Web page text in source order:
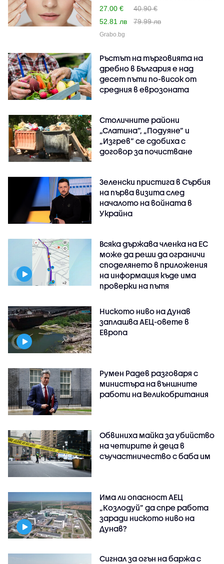
27.00 €
40.90 €
52.81 лв
79.99 лв
Grabo.bg
Ръстът на търговията на
дребно в България е над
десет пъти по-висок от
средния в еврозоната
Столичните райони
„Слатина“, „Подуяне“ и
„Изгрев“ се сдобиха с
договор за почистване
Зеленски пристига в Сърбия
на първа визита след
началото на войната в
Украйна
Всяка държава членка на ЕС
може да реши да ограничи
споделянето в приложения
на информация къде има
проверки на пътя
Ниското ниво на Дунав
заплашва АЕЦ-овете в
Европа
Румен Радев разговаря с
министъра на външните
работи на Великобритания
Обвиниха майка за убийство
на четирите ѝ деца в
съучастничество с баба им
Има ли опасност АЕЦ
„Козлодуй” да спре работа
заради ниското ниво на
Дунав?
Сигнал за огън на баржа с